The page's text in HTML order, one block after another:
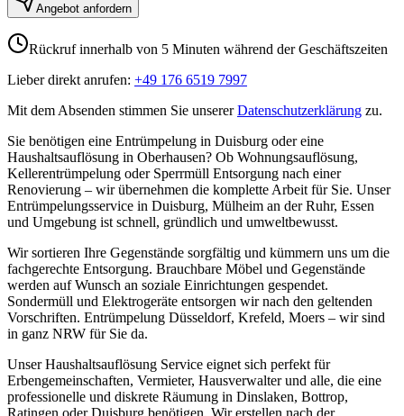
Angebot anfordern
Rückruf innerhalb von 5 Minuten während der Geschäftszeiten
Lieber direkt anrufen: +49 176 6519 7997
Mit dem Absenden stimmen Sie unserer Datenschutzerklärung zu.
Sie benötigen eine Entrümpelung in Duisburg oder eine
Haushaltsauflösung in Oberhausen? Ob Wohnungsauflösung,
Kellerentrümpelung oder Sperrmüll Entsorgung nach einer
Renovierung – wir übernehmen die komplette Arbeit für Sie. Unser
Entrümpelungsservice in Duisburg, Mülheim an der Ruhr, Essen
und Umgebung ist schnell, gründlich und umweltbewusst.
Wir sortieren Ihre Gegenstände sorgfältig und kümmern uns um die
fachgerechte Entsorgung. Brauchbare Möbel und Gegenstände
werden auf Wunsch an soziale Einrichtungen gespendet.
Sondermüll und Elektrogeräte entsorgen wir nach den geltenden
Vorschriften. Entrümpelung Düsseldorf, Krefeld, Moers – wir sind
in ganz NRW für Sie da.
Unser Haushaltsauflösung Service eignet sich perfekt für
Erbengemeinschaften, Vermieter, Hausverwalter und alle, die eine
professionelle und diskrete Räumung in Dinslaken, Bottrop,
Ratingen oder Duisburg benötigen. Wir erstellen nach der